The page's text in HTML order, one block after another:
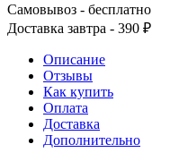
Самовывоз - бесплатно
Доставка завтра - 390 ₽
Описание
Отзывы
Как купить
Оплата
Доставка
Дополнительно